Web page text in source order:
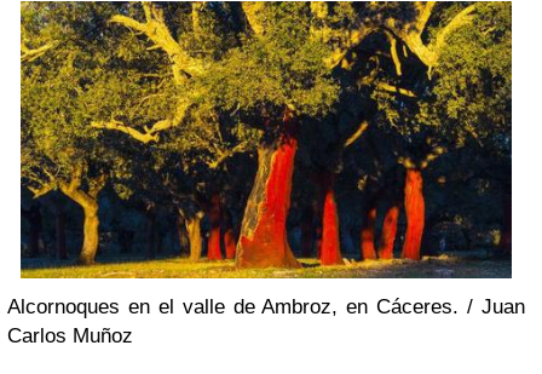
Alcornoques en el valle de Ambroz, en Cáceres. / Juan
Carlos Muñoz